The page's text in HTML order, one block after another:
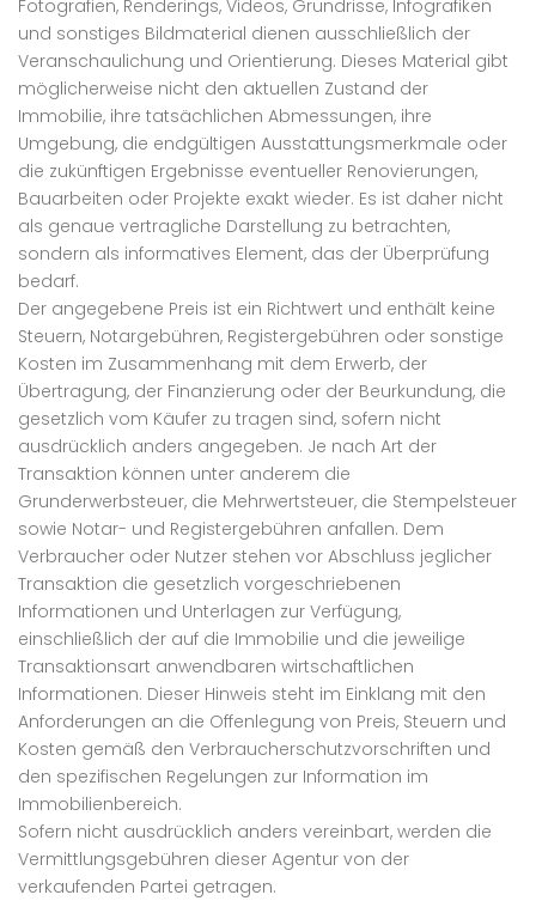
Fotografien, Renderings, Videos, Grundrisse, Infografiken
und sonstiges Bildmaterial dienen ausschließlich der
Veranschaulichung und Orientierung. Dieses Material gibt
möglicherweise nicht den aktuellen Zustand der
Immobilie, ihre tatsächlichen Abmessungen, ihre
Umgebung, die endgültigen Ausstattungsmerkmale oder
die zukünftigen Ergebnisse eventueller Renovierungen,
Bauarbeiten oder Projekte exakt wieder. Es ist daher nicht
als genaue vertragliche Darstellung zu betrachten,
sondern als informatives Element, das der Überprüfung
bedarf.
Der angegebene Preis ist ein Richtwert und enthält keine
Steuern, Notargebühren, Registergebühren oder sonstige
Kosten im Zusammenhang mit dem Erwerb, der
Übertragung, der Finanzierung oder der Beurkundung, die
gesetzlich vom Käufer zu tragen sind, sofern nicht
ausdrücklich anders angegeben. Je nach Art der
Transaktion können unter anderem die
Grunderwerbsteuer, die Mehrwertsteuer, die Stempelsteuer
sowie Notar- und Registergebühren anfallen. Dem
Verbraucher oder Nutzer stehen vor Abschluss jeglicher
Transaktion die gesetzlich vorgeschriebenen
Informationen und Unterlagen zur Verfügung,
einschließlich der auf die Immobilie und die jeweilige
Transaktionsart anwendbaren wirtschaftlichen
Informationen. Dieser Hinweis steht im Einklang mit den
Anforderungen an die Offenlegung von Preis, Steuern und
Kosten gemäß den Verbraucherschutzvorschriften und
den spezifischen Regelungen zur Information im
Immobilienbereich.
Sofern nicht ausdrücklich anders vereinbart, werden die
Vermittlungsgebühren dieser Agentur von der
verkaufenden Partei getragen.